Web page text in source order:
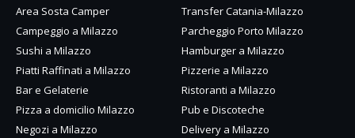
Area Sosta Camper
Transfer Catania-Milazzo
Campeggio a Milazzo
Parcheggio Porto Milazzo
Sushi a Milazzo
Hamburger a Milazzo
Piatti Raffinati a Milazzo
Pizzerie a Milazzo
Bar e Gelaterie
Ristoranti a Milazzo
Pizza a domicilio Milazzo
Pub e Discoteche
Negozi a Milazzo
Delivery a Milazzo